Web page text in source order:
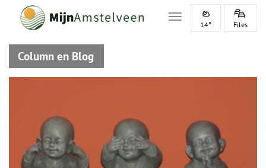
Toggle navigation
14° Files
Column en Blog